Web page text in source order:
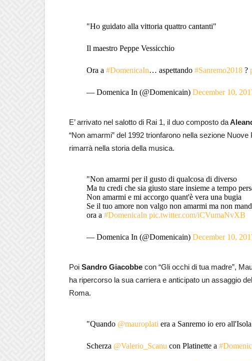
"Ho guidato alla vittoria quattro cantanti"
Il maestro Peppe Vessicchio
Ora a #DomenicaIn… aspettando #Sanremo2018?
— Domenica In (@Domenicain) December 10,
E’ arrivato nel salotto di Rai 1, il duo composto da
“Non amarmi” del 1992 trionfarono nella sezione
rimarrà nella storia della musica.
"Non amarmi per il gusto di qualcosa di diverso
Ma tu credi che sia giusto stare insieme a tempo
Non amarmi e mi accorgo quant'è vera una bugia
Se il tuo amore non valgo non amarmi ma non
ora a #DomenicaIn pic.twitter.com/iCVumaNvXB
— Domenica In (@Domenicain) December 10,
Poi Sandro Giacobbe con “Gli occhi di tua madre”,
ha ripercorso la sua carriera e anticipato un assaggio
Roma.
"Quando @mauroplati era a Sanremo io ero
Scherza @Valerio_Scanu con Platinette a